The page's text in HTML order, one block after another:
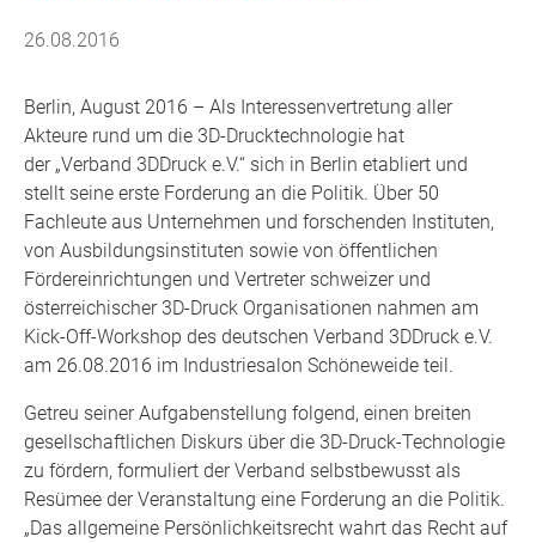
26.08.2016
Berlin, August 2016 – Als Interessenvertretung aller
Akteure rund um die 3D-Drucktechnologie hat
der „Verband 3DDruck e.V.“ sich in Berlin etabliert und
stellt seine erste Forderung an die Politik. Über 50
Fachleute aus Unternehmen und forschenden Instituten,
von Ausbildungsinstituten sowie von öffentlichen
Fördereinrichtungen und Vertreter schweizer und
österreichischer 3D-Druck Organisationen nahmen am
Kick-Off-Workshop des deutschen Verband 3DDruck e.V.
am 26.08.2016 im Industriesalon Schöneweide teil.
Getreu seiner Aufgabenstellung folgend, einen breiten
gesellschaftlichen Diskurs über die 3D-Druck-Technologie
zu fördern, formuliert der Verband selbstbewusst als
Resümee der Veranstaltung eine Forderung an die Politik.
„Das allgemeine Persönlichkeitsrecht wahrt das Recht auf